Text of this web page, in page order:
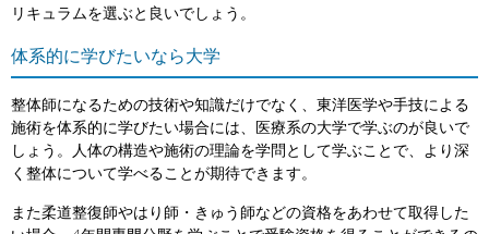
リキュラムを選ぶと良いでしょう。
体系的に学びたいなら大学
整体師になるための技術や知識だけでなく、東洋医学や手技による
施術を体系的に学びたい場合には、医療系の大学で学ぶのが良いで
しょう。人体の構造や施術の理論を学問として学ぶことで、より深
く整体について学べることが期待できます。
また柔道整復師やはり師・きゅう師などの資格をあわせて取得した